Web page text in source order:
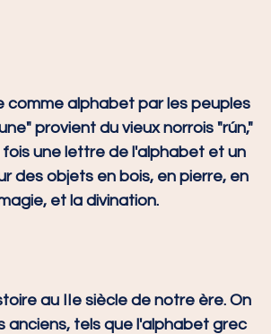
comme alphabet par les peuples
provient du vieux norrois "rún,"
une lettre de l'alphabet et un
des objets en bois, en pierre, en
et la divination.
au IIe siècle de notre ère. On
anciens, tels que l'alphabet grec